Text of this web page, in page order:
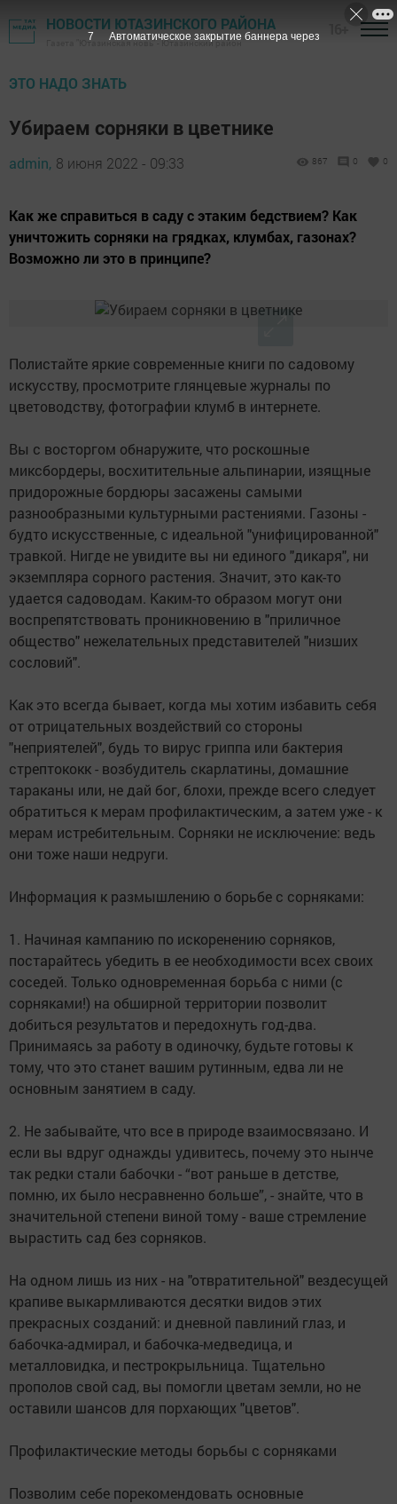
НОВОСТИ ЮТАЗИНСКОГО РАЙОНА
Газета "Ютазинская новь" - Ютазинский район
ЭТО НАДО ЗНАТЬ
Убираем сорняки в цветнике
admin, 8 июня 2022 - 09:33 867 0 0
Как же справиться в саду с этаким бедствием? Как
уничтожить сорняки на грядках, клумбах, газонах?
Возможно ли это в принципе?
Полистайте яркие современные книги по садовому
искусству, просмотрите глянцевые журналы по
цветоводству, фотографии клумб в интернете.
Вы с восторгом обнаружите, что роскошные
миксбордеры, восхитительные альпинарии, изящные
придорожные бордюры засажены самыми
разнообразными культурными растениями. Газоны -
будто искусственные, с идеальной "унифицированной"
травкой. Нигде не увидите вы ни единого "дикаря", ни
экземпляра сорного растения. Значит, это как-то
удается садоводам. Каким-то образом могут они
воспрепятствовать проникновению в "приличное
общество" нежелательных представителей "низших
сословий".
Как это всегда бывает, когда мы хотим избавить себя
от отрицательных воздействий со стороны
"неприятелей", будь то вирус гриппа или бактерия
стрептококк - возбудитель скарлатины, домашние
тараканы или, не дай бог, блохи, прежде всего следует
обратиться к мерам профилактическим, а затем уже - к
мерам истребительным. Сорняки не исключение: ведь
они тоже наши недруги.
Информация к размышлению о борьбе с сорняками:
1. Начиная кампанию по искоренению сорняков,
постарайтесь убедить в ее необходимости всех своих
соседей. Только одновременная борьба с ними (с
сорняками!) на обширной территории позволит
добиться результатов и передохнуть год-два.
Принимаясь за работу в одиночку, будьте готовы к
тому, что это станет вашим рутинным, едва ли не
основным занятием в саду.
2. Не забывайте, что все в природе взаимосвязано. И
если вы вдруг однажды удивитесь, почему это нынче
так редки стали бабочки - “вот раньше в детстве,
помню, их было несравненно больше”, - знайте, что в
значительной степени виной тому - ваше стремление
вырастить сад без сорняков.
На одном лишь из них - на "отвратительной" вездесущей
крапиве выкармливаются десятки видов этих
прекрасных созданий: и дневной павлиний глаз, и
бабочка-адмирал, и бабочка-медведица, и
металловидка, и пестрокрыльница. Тщательно
прополов свой сад, вы помогли цветам земли, но не
оставили шансов для порхающих "цветов".
Профилактические методы борьбы с сорняками
Позволим себе порекомендовать основные
6 Автоматическое закрытие баннера через